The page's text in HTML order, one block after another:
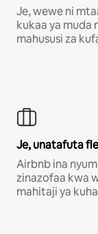
Je, wewe ni
kukaa ya muda
mahususi za
Je, unatafuta
Airbnb ina
zinazofaa kwa
mahitaji ya